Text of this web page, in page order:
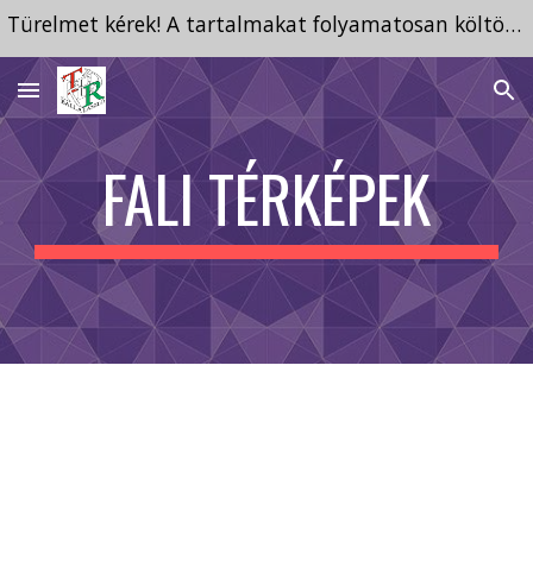
Türelmet kérek! A tartalmakat folyamatosan költöztetem ide a megszűnt tárhelyről.
FALI TÉRKÉPEK